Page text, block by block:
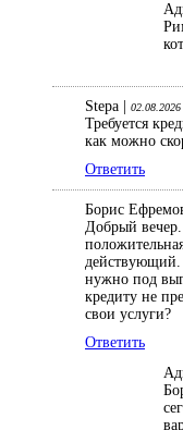
Stepa | 02.08.2026
Требуется
как можно
Ответить
Борис
Добрый
нужно под
кредиту не
свои услуги?
Ответить